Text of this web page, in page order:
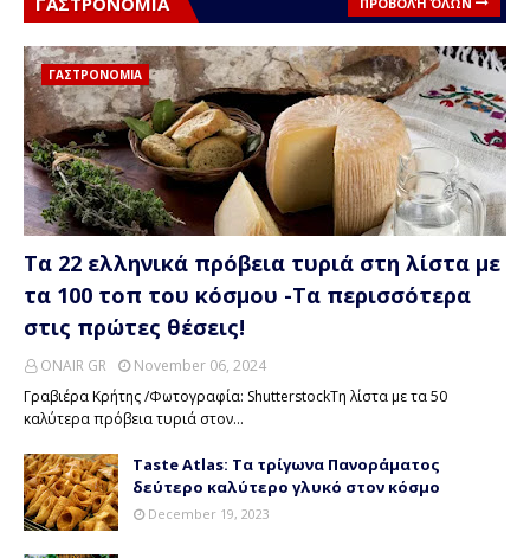
ΓΑΣΤΡΟΝΟΜΙΑ
Τα 22 ελληνικά πρόβεια τυριά στη λίστα με
τα 100 τοπ του κόσμου -Τα περισσότερα
στις πρώτες θέσεις!
ONAIR GR
November 06, 2024
Γραβιέρα Κρήτης /Φωτογραφία: ShutterstockΤη λίστα με τα 50
καλύτερα πρόβεια τυριά στον…
Taste Atlas: Τα τρίγωνα Πανοράματος
δεύτερο καλύτερο γλυκό στον κόσμο
December 19, 2023